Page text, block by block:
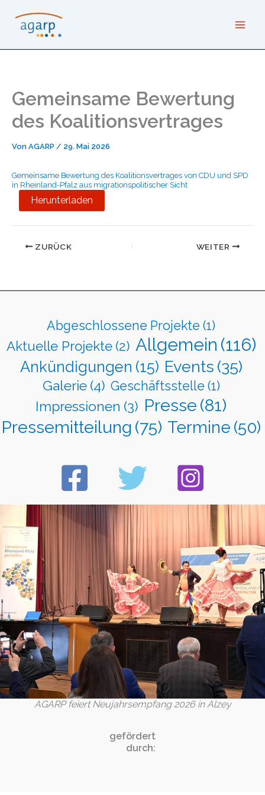
Inhalt
springen
Gemeinsame Bewertung
des Koalitionsvertrages
Von AGARP / 29. Mai 2026
Gemeinsame Bewertung des Koalitionsvertrages von CDU und SPD
in Rheinland-Pfalz aus migrationspolitischer Sicht
Herunterladen
ZURÜCK WEITER
Abgeschlossene Projekte (1)
Aktuelle Projekte (2) Allgemein (116)
Ankündigungen (15) Events (35)
Galerie (4) Geschäftsstelle (1)
Impressionen (3) Presse (81)
Pressemitteilung (75) Termine (50)
AGARP feiert Neujahrsempfang 2026 in Alzey
gefördert
durch: